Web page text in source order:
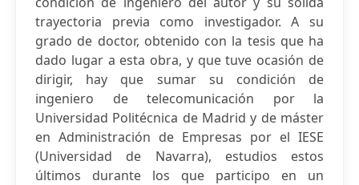
trayectoria previa como investigador. A su
grado de doctor, obtenido con la tesis que ha
dado lugar a esta obra, y que tuve ocasión de
dirigir, hay que sumar su condición de
ingeniero de telecomunicación por la
Universidad Politécnica de Madrid y de máster
en Administración de Empresas por el IESE
(Universidad de Navarra), estudios estos
últimos durante los que participo en un